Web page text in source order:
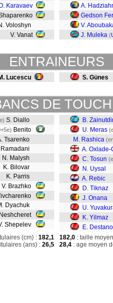
Karavaev
Voloshyn
V. Vanat
A.
Gedson
V.
J. Muleka (
ENTRAINEURS
Lucescu S. Günes
DE
S. Diallo
Benito
Tsarenko
Ramadani
N. Malysh
K. Bilovar
K. Parris
V. Brazhko
Dyachuk
Shepelev
B.
U. Meras
M. Rashica
A.
C. Tosun
N. Uysal
A. Rebic
D. Tiknaz
J. Onana
U.
K. Yilmaz
E.
(cm) : 182,1
(ans) : 26,5
182,0 : taille
28,4 : age moyen